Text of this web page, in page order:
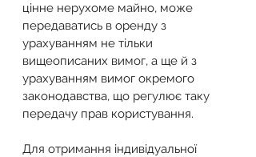
цінне нерухоме майно, може
передаватись в оренду з
урахуванням не тільки
вищеописаних вимог, а ще й з
урахуванням вимог окремого
законодавства, що регулює таку
передачу прав користування.
Для отримання індивідуальної